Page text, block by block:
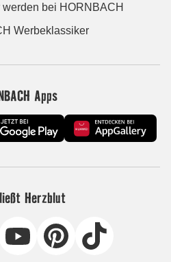
werden bei HORNBACH
Werbeklassiker
Apps
Herzblut